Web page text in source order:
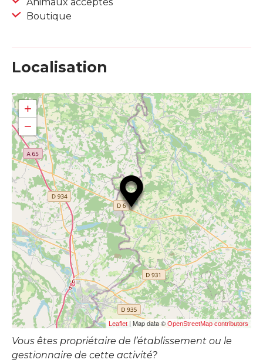
Animaux acceptés
Boutique
Localisation
+
−
Leaflet | Map data © OpenStreetMap contributors
Vous êtes propriétaire de l’établissement ou le
gestionnaire de cette activité?